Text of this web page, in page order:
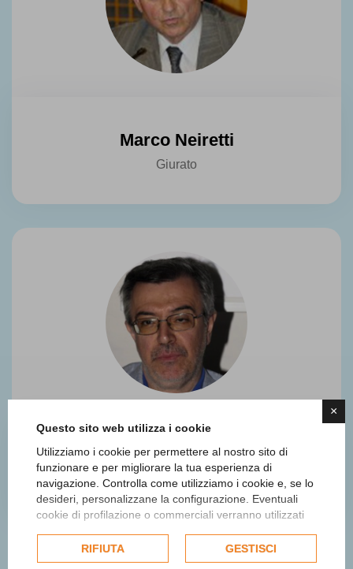
×
Questo sito web utilizza i cookie
Utilizziamo i cookie per permettere al nostro sito di
funzionare e per migliorare la tua esperienza di
navigazione. Controlla come utilizziamo i cookie e, se lo
desideri, personalizzane la configurazione. Eventuali
cookie di profilazione o commerciali verranno utilizzati
dell'utente e, se consentito, potrebbero essere utilizzati
per personalizzare gli annunci pubblicitari. Per ulteriori
RIFIUTA GESTISCI
Marco Neiretti
Giurato
Sergio Pent
Giurato